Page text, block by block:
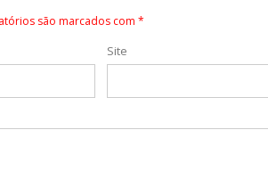
são marcados com *
Site